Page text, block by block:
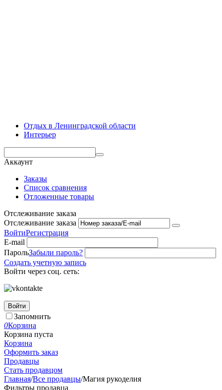
Отдых в Ленинградской области
Интерьер
Аккаунт
Заказы
Список сравнения
Отложенные товары
Отслеживание заказа
Отслеживание заказа
ВойтиРегистрация
E-mail
ПарольЗабыли пароль?
Создать учетную запись
Войти через соц. сеть:
Войти
Запомнить
0Корзина
Корзина пуста
Корзина
Оформить заказ
Продавцы
Стать продавцом
Главная/Все продавцы/Магия рукоделия
Фильтры продавца